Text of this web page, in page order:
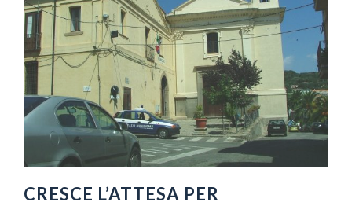
CRESCE L’ATTESA PER